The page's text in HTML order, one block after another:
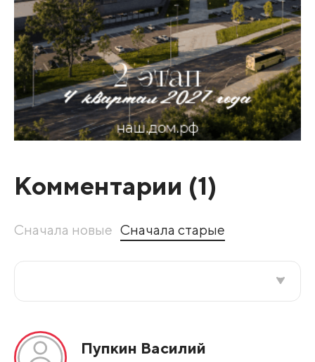
Комментарии (1)
Сначала новые Сначала старые
Пупкин Василий